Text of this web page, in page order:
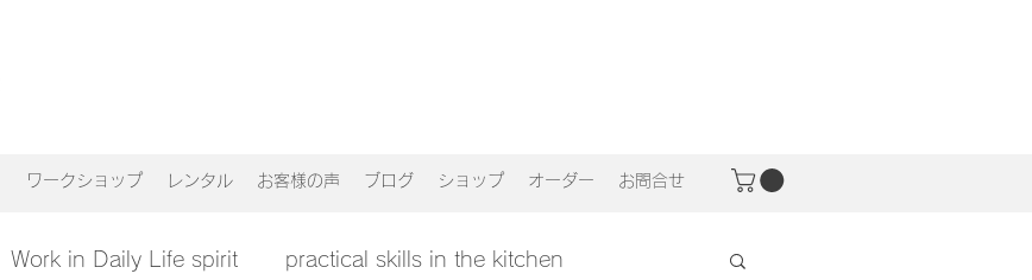
ワークショップ レンタル お客様の声 ブログ ショップ オーダー お問合せ
Work in Daily Life spirit practical skills in the kitchen